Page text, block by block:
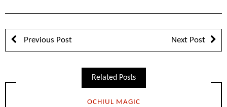
Previous Post Next Post
Related Posts
OCHIUL MAGIC